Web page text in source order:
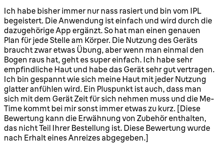
5 Sterne von maximal 5
Ich habe bisher immer nur nass rasiert und bin vom IPL
begeistert. Die Anwendung ist einfach und wird durch die
dazugehörige App ergänzt. So hat man einen genauen
Plan für jede Stelle am Körper. Die Nutzung des Geräts
braucht zwar etwas Übung, aber wenn man einmal den
Bogen raus hat, geht es super einfach. Ich habe sehr
empfindliche Haut und habe das Gerät sehr gut vertragen.
Ich bin gespannt wie sich meine Haut mit jeder Nutzung
glatter anfühlen wird. Ein Pluspunkt ist auch, dass man
sich mit dem Gerät Zeit für sich nehmen muss und die Me-
Time kommt bei mir sonst immer etwas zu kurz. [Diese
Bewertung kann die Erwähnung von Zubehör enthalten,
das nicht Teil Ihrer Bestellung ist. Diese Bewertung wurde
nach Erhalt eines Anreizes abgegeben.]